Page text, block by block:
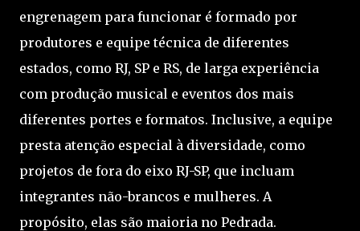
engrenagem para funcionar é formado por
produtores e equipe técnica de diferentes
estados, como RJ, SP e RS, de larga experiência
com produção musical e eventos dos mais
diferentes portes e formatos. Inclusive, a equipe
presta atenção especial à diversidade, como
projetos de fora do eixo RJ-SP, que incluam
integrantes não-brancos e mulheres. A
propósito, elas são maioria no Pedrada.